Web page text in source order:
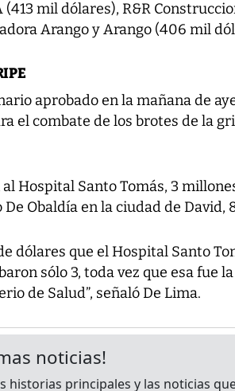
(413 mil dólares), R&R
Arango y Arango (406 mil
aprobado en la mañana de
el combate de los brotes de la
Hospital Santo Tomás, 3
Obaldía en la ciudad de David,
dólares que el Hospital Santo
sólo 3, toda vez que esa fue
de Salud”, señaló De Lima.